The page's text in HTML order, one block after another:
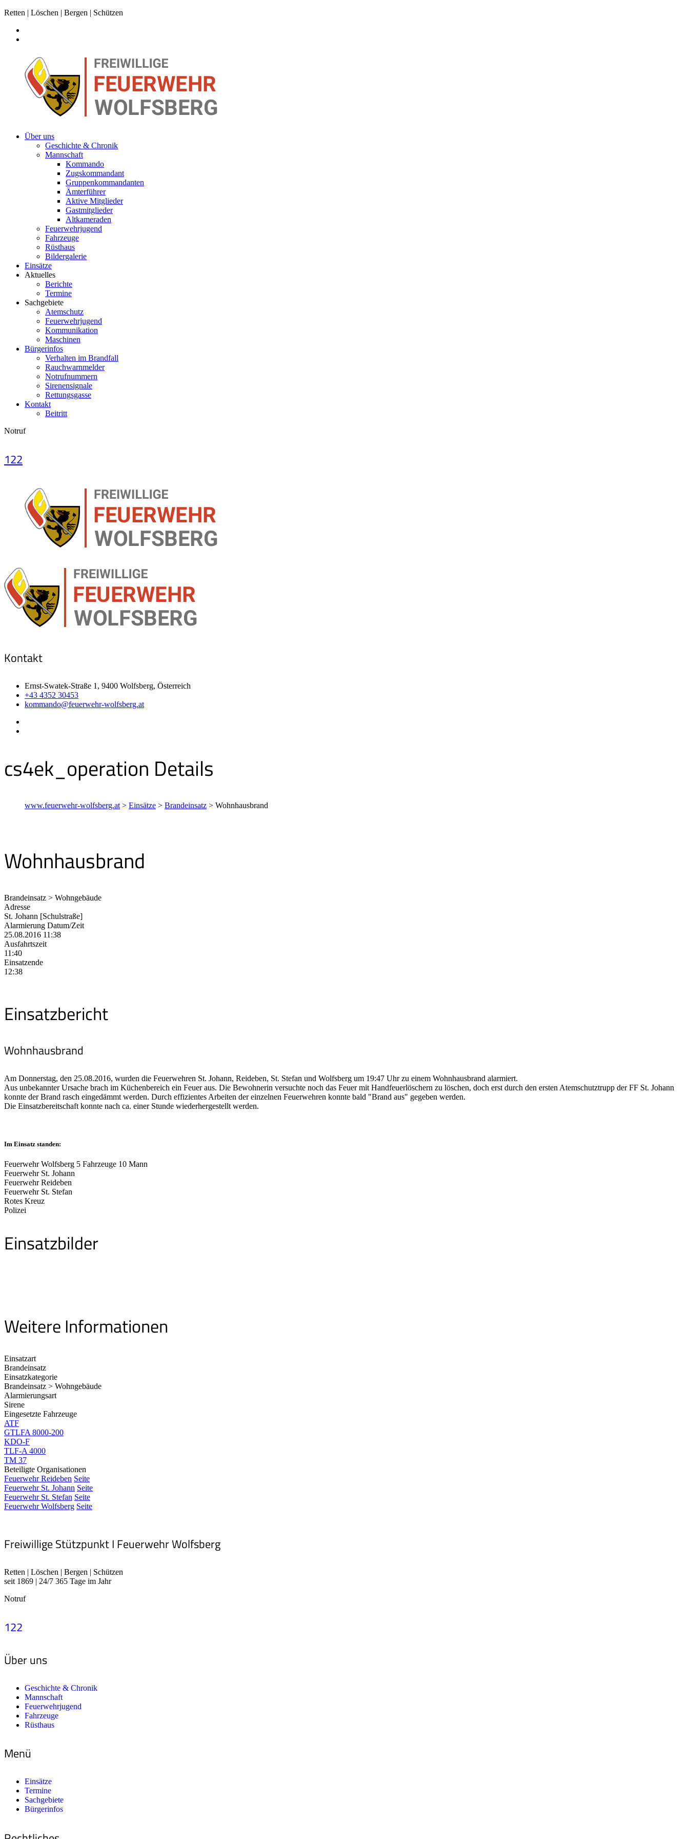
Retten | Löschen | Bergen | Schützen
Über uns
Geschichte & Chronik
Mannschaft
Kommando
Zugskommandant
Gruppenkommandanten
Ämterführer
Aktive Mitglieder
Gastmitglieder
Altkameraden
Feuerwehrjugend
Fahrzeuge
Rüsthaus
Bildergalerie
Einsätze
Aktuelles
Berichte
Termine
Sachgebiete
Atemschutz
Feuerwehrjugend
Kommunikation
Maschinen
Bürgerinfos
Verhalten im Brandfall
Rauchwarnmelder
Notrufnummern
Sirenensignale
Rettungsgasse
Kontakt
Beitritt
Notruf
122
Kontakt
Ernst-Swatek-Straße 1, 9400 Wolfsberg, Österreich
+43 4352 30453
kommando@feuerwehr-wolfsberg.at
cs4ek_operation Details
www.feuerwehr-wolfsberg.at > Einsätze > Brandeinsatz > Wohnhausbrand
Wohnhausbrand
Brandeinsatz > Wohngebäude
Adresse
St. Johann [Schulstraße]
Alarmierung Datum/Zeit
25.08.2016 11:38
Ausfahrtszeit
11:40
Einsatzende
12:38
Einsatzbericht
Wohnhausbrand
Am Donnerstag, den 25.08.2016, wurden die Feuerwehren St. Johann, Reideben, St. Stefan und Wolfsberg um 19:47 Uhr zu einem Wohnhausbrand alarmiert.
Aus unbekannter Ursache brach im Küchenbereich ein Feuer aus. Die Bewohnerin versuchte noch das Feuer mit Handfeuerlöschern zu löschen, doch erst durch den ersten Atemschutztrupp der FF St. Johann
konnte der Brand rasch eingedämmt werden. Durch effizientes Arbeiten der einzelnen Feuerwehren konnte bald "Brand aus" gegeben werden.
Die Einsatzbereitschaft konnte nach ca. einer Stunde wiederhergestellt werden.
Im Einsatz standen:
Feuerwehr Wolfsberg 5 Fahrzeuge 10 Mann
Feuerwehr St. Johann
Feuerwehr Reideben
Feuerwehr St. Stefan
Rotes Kreuz
Polizei
Einsatzbilder
Weitere Informationen
Einsatzart
Brandeinsatz
Einsatzkategorie
Brandeinsatz > Wohngebäude
Alarmierungsart
Sirene
Eingesetzte Fahrzeuge
ATF
GTLFA 8000-200
KDO-F
TLF-A 4000
TM 37
Beteiligte Organisationen
Feuerwehr Reideben Seite
Feuerwehr St. Johann Seite
Feuerwehr St. Stefan Seite
Feuerwehr Wolfsberg Seite
Freiwillige Stützpunkt I Feuerwehr Wolfsberg
Retten | Löschen | Bergen | Schützen
seit 1869 | 24/7 365 Tage im Jahr
Notruf
122
Über uns
Geschichte & Chronik
Mannschaft
Feuerwehrjugend
Fahrzeuge
Rüsthaus
Menü
Einsätze
Termine
Sachgebiete
Bürgerinfos